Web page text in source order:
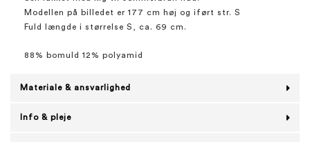
Modellen på billedet er 177 cm høj og iført str. S
Fuld længde i størrelse S, ca. 69 cm.
88% bomuld 12% polyamid
Materiale & ansvarlighed
Info & pleje